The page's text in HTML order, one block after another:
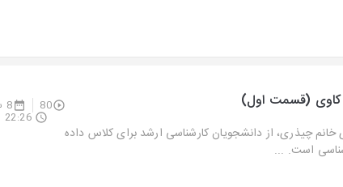
کاوی (قسمت اول) 80 8 سال پیش
چیذری، از دانشجویان کارشناسی ارشد برای کلاس داده
است. ...
22:26